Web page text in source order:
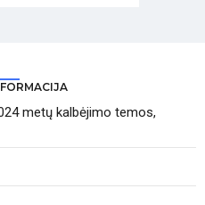
metų kalbėjimo temos,